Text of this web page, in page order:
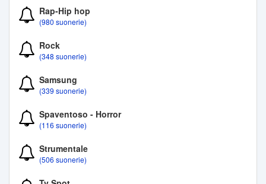
Rap-Hip hop
(980 suonerie)
Rock
(348 suonerie)
Samsung
(339 suonerie)
Spaventoso - Horror
(116 suonerie)
Strumentale
(506 suonerie)